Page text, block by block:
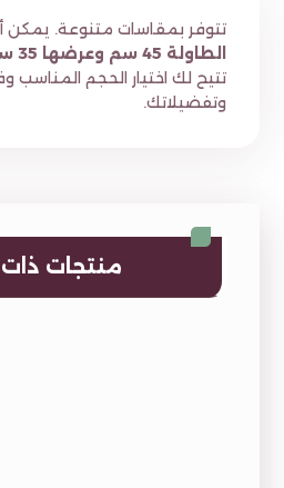
تتوفر بمقاسات متنوعة. يمكن
الطاولة 45 سم وعرضها 35 سم
تتيح لك اختيار الحجم المناسب
وتفضيلاتك.
منتجات